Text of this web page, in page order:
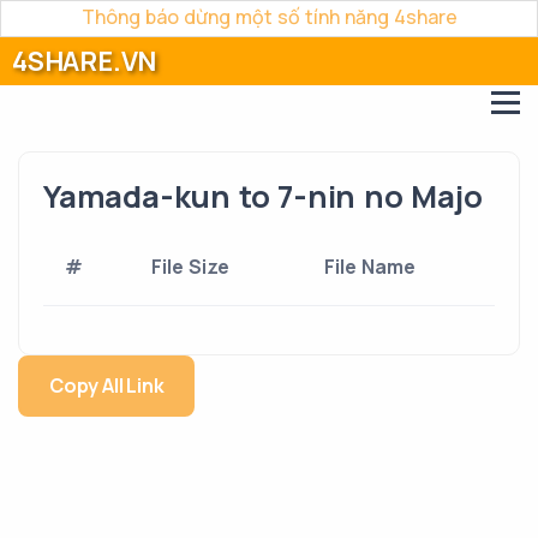
Thông báo dừng một số tính năng 4share
4SHARE.VN
Yamada-kun to 7-nin no Majo
# File Size File Name
Copy All Link